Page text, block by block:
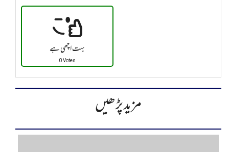
بہت اچھی ہے
0 Votes
مزید پڑھیں